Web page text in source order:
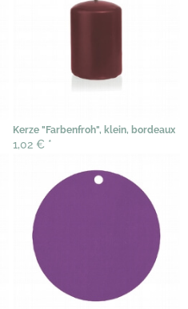
Kerze "Farbenfroh", klein, bordeaux
1,02 € *